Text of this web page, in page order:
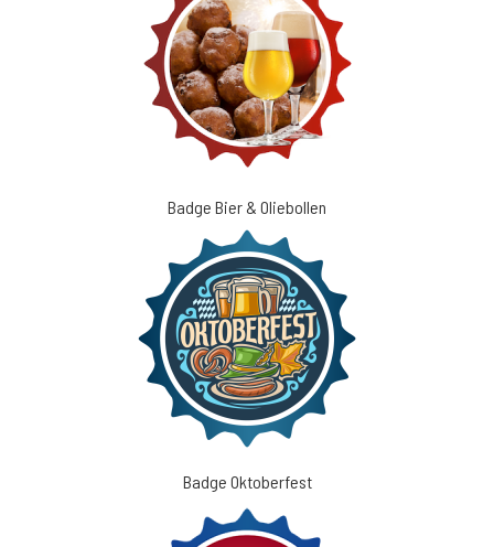
Badge Bier & Oliebollen
Badge Oktoberfest